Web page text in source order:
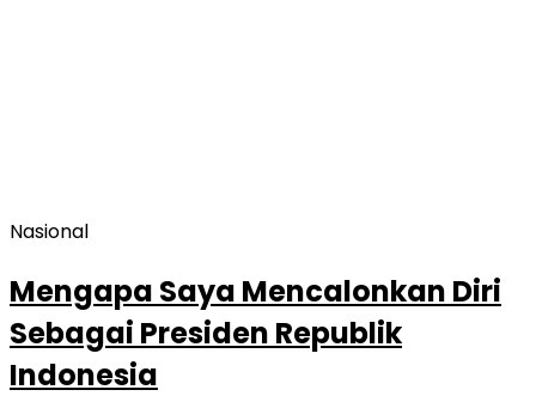
Nasional
Mengapa Saya Mencalonkan Diri
Sebagai Presiden Republik
Indonesia